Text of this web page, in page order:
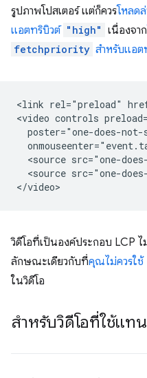
รูปภาพโปสเตอร์ แต่ก็ควรโหลด
แอตทริบิวต์ "high" เนื่องจาก
fetchpriority สำหรับแอต
<link rel="preload"
<video controls
poster="one-does-
<source src="one-
<source src="one-
วิดีโอที่เป็นองค์ประกอบ LCP ไ
ลักษณะเดียวกับที่คุณไม่ควรใ
ในวิดีโอ
สำหรับวิดีโอที่ใช้แท